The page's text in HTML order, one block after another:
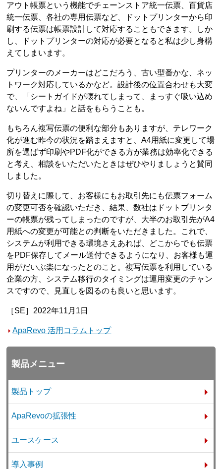
アウト帳票という機能でチェーンストア統一伝票、百貨店
統一伝票、各社の専用伝票など、ドットプリンターから印
刷する伝票は帳票設計して対応することもできます。しか
し、ドットプリンターの対応が必要となると私は少し身構
えてしまいます。
プリンターのメーカーはどこだろう、古い型番かな、ネッ
トワーク対応しているかなど。設計後の位置合わせも大変
で、「シートガイドが壊れてしまって、まっすぐ吸い込め
ないんですよね」と話をもらうことも。
もちろん複写伝票の便利な部分もありますが、テレワーク
化が進む昨今の状況を踏まえますと、A4用紙に変更して場
所を選ばず印刷やPDF化ができる方が業務は効率化できる
と考え、相談をいただいたときはぜひやりましょうと賛同
しました。
切り替えに際して、お客様にもお取引先にも伝票フォーム
の変更可否を確認いただき、結果、数社はドットプリンタ
ーの帳票が残ってしまったのですが、大半のお取引先がA4
用紙への変更が可能との判断をいただきました。これで、
システムが利用できる環境さえあれば、どこからでも伝票
をPDF保存してメール送付できるようになり、お客様も運
用がだいぶ楽になったとのこと。複写伝票を利用している
企業の方、システム移行のタイミングは運用変更のチャン
スですので、見直しを図るのも良いと思います。
［SE］2022年11月1日
ApaRevo 活用コラムトップ
製品メニュー
製品トップ
ApaRevoの拡張性
ユースケース
導入事例